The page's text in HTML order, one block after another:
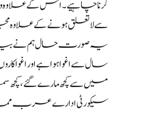
کرنا چاہیے۔ اس کے علاوہ وہ
سے لاتعلق ہونے کے علاوہ
سال سے اغوا ہوا ہے اور اغوا
میں سے کچھ مارے گئے، کچھ
سیکورٹی ادارے عرب ممالک کا